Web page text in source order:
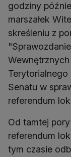
godziny
marszałek
skreśleniu z
Senatu w
referendum
Od tamtej
referendum
tym czasie